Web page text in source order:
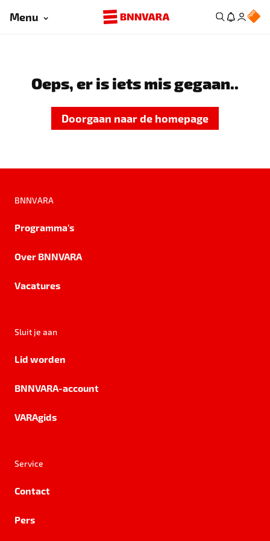
Menu
Oeps, er is iets mis gegaan..
Doorgaan naar de homepage
BNNVARA
Programma's
Over BNNVARA
Vacatures
Sluit je aan
Lid worden
BNNVARA-account
VARAgids
Service
Contact
Pers